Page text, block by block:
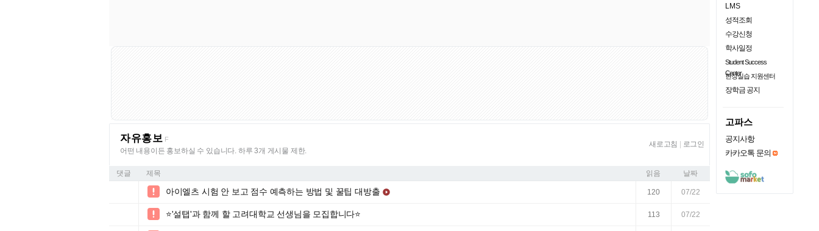
자유홍보 F
어떤 내용이든 홍보하실 수 있습니다. 하루 3개 게시물 제한.
새로고침 로그인
댓글 제목 읽음 날짜
 아이엘츠 시험 안 보고 점수 예측하는 방법 및 꿀팁 대방출  120 07/22
 ⭐'설탭'과 함께 할 고려대학교 선생님을 모집합니다⭐ 113 07/22
LMS
성적조회
수강신청
학사일정
Student Success
Center
현장실습 지원센터
장학금 공지
고파스
공지사항
카카오톡 문의